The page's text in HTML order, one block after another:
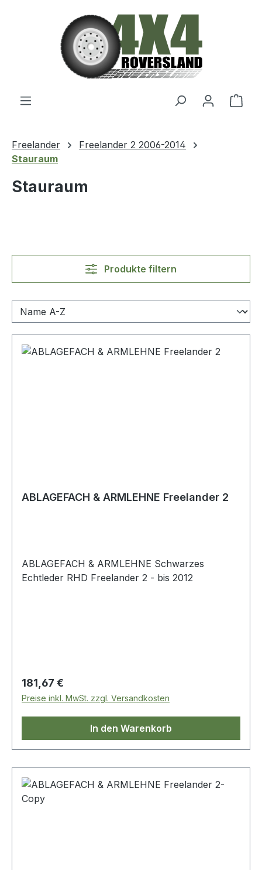
Zum Hauptinhalt springen
Freelander
Freelander 2 2006-2014
Stauraum
Stauraum
Produkte filtern
ABLAGEFACH & ARMLEHNE Freelander 2
ABLAGEFACH & ARMLEHNE Schwarzes
Echtleder RHD Freelander 2 - bis 2012
Regulärer Preis:
181,67 €
Preise inkl. MwSt. zzgl. Versandkosten
In den Warenkorb